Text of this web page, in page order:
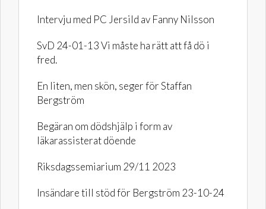
Intervju med PC Jersild av Fanny Nilsson
SvD 24-01-13 Vi måste ha rätt att få dö i
fred.
En liten, men skön, seger för Staffan
Bergström
Begäran om dödshjälp i form av
läkarassisterat döende
Riksdagssemiarium 29/11 2023
Insändare till stöd för Bergström 23-10-24